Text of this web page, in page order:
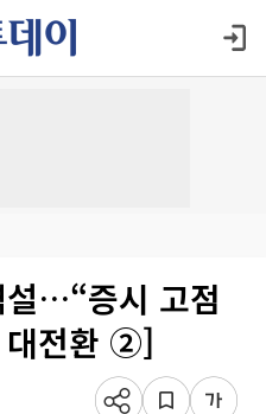
설…“증시 고점
대전환 ②]